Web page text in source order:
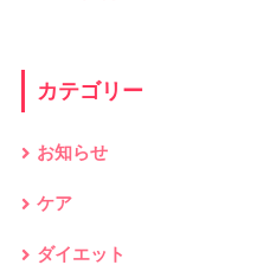
カテゴリー
お知らせ
ケア
ダイエット